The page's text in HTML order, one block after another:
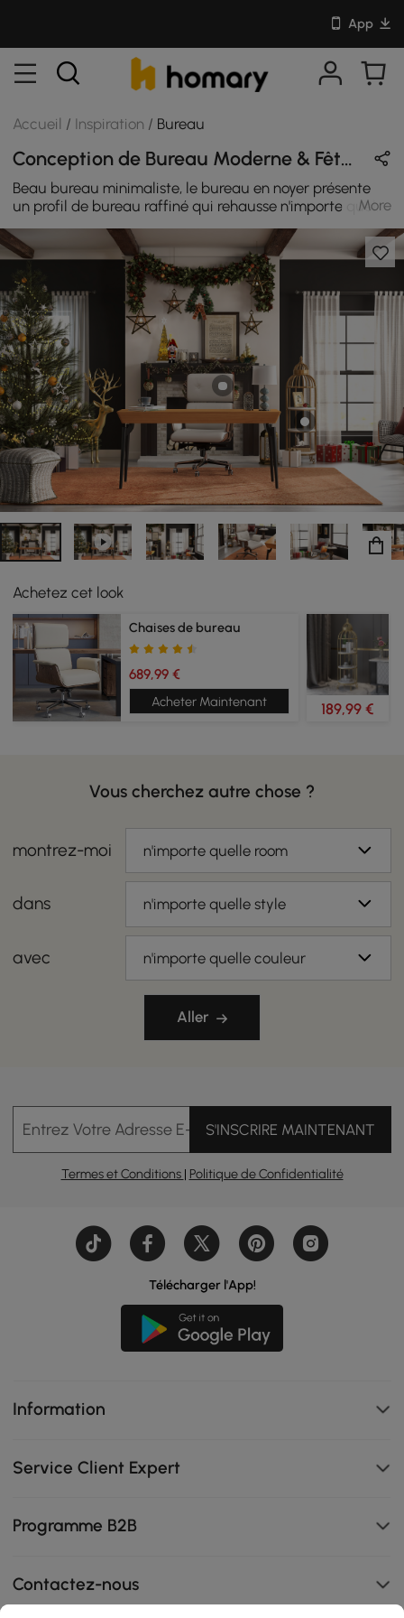
App
Accueil / Inspiration / Bureau
Conception de Bureau Moderne & Fête en Naturel / Brun / Noir avec En Bois / Métal / Cuir
Beau bureau minimaliste, le bureau en noyer présente
un profil de bureau raffiné qui rehausse n'importe quel
bureau ou espace de travail. Créez un espace
confortable pour des heures de productivité avec ce
bureau en bois. Design élégant rehaussé avec élégance
par un placage classique en bois de noyer, ajoutant un
charme naturel et gracieux. Doté de deux tiroirs, il offre
un grand espace pour ranger vos essentiels de bureau.
Fonctionnel et élégant, ce bureau en noyer est la solution
idéale pour organiser votre espace de travail.
More
Achetez cet look
Chaises de bureau
689,99 €
Acheter Maintenant 189,99 €
Vous cherchez autre chose ?
montrez-moi n'importe quelle room
dans n'importe quelle style
avec n'importe quelle couleur
Aller
Entrez Votre Adresse E-mailS'INSCRIRE MAINTENANT
Termes et Conditions | Politique de Confidentialité
Télécharger l'App!
Information
Service Client Expert
Programme B2B
Contactez-nous